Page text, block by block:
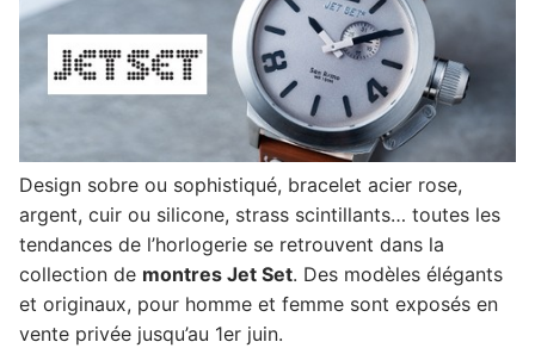
Design sobre ou sophistiqué, bracelet acier rose,
argent, cuir ou silicone, strass scintillants… toutes les
tendances de l’horlogerie se retrouvent dans la
collection de montres Jet Set. Des modèles élégants
et originaux, pour homme et femme sont exposés en
vente privée jusqu’au 1er juin.